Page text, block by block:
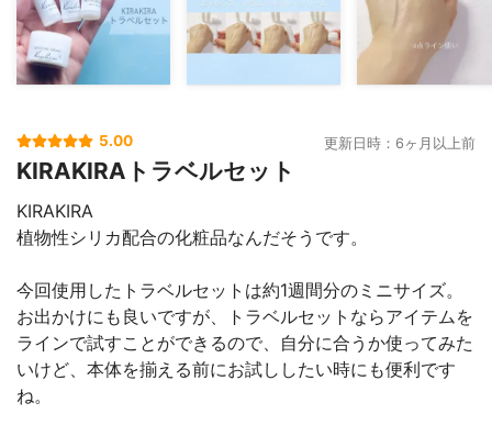
5.00 更新日時：6ヶ月以上前
KIRAKIRAトラベルセット
KIRAKIRA
植物性シリカ配合の化粧品なんだそうです。
今回使用したトラベルセットは約1週間分のミニサイズ。
お出かけにも良いですが、トラベルセットならアイテムを
ラインで試すことができるので、自分に合うか使ってみた
いけど、本体を揃える前にお試ししたい時にも便利です
ね。